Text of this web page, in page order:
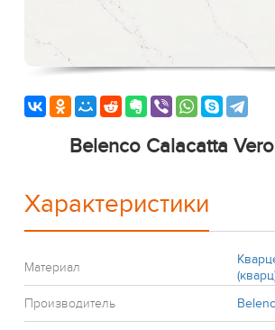
Belenco Calacatta
Характеристики
Материал
Производитель